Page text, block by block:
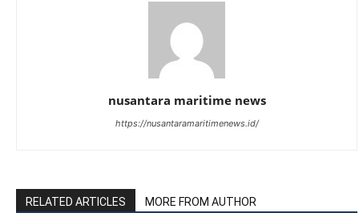
nusantara maritime news
https://nusantaramaritimenews.id/
RELATED ARTICLES MORE FROM AUTHOR